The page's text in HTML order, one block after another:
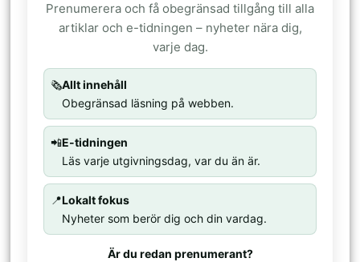
Prenumerera och få obegränsad tillgång till alla
artiklar och e-tidningen – nyheter nära dig,
varje dag.
🗞️Allt innehåll
Obegränsad läsning på webben.
📲E-tidningen
Läs varje utgivningsdag, var du än är.
📍Lokalt fokus
Nyheter som berör dig och din vardag.
Är du redan prenumerant?